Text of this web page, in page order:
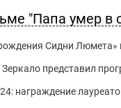
"Папа умер в
Сидни Люмета»
Зеркало представил
награждение